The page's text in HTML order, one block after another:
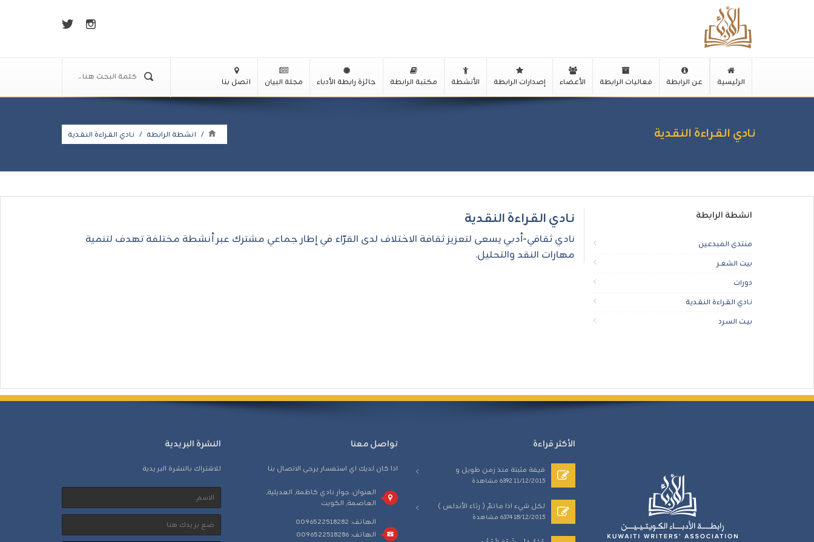
الرئيسية عن الرابطة فعاليات الرابطة الأعضاء إصدارات الرابطة الأنشطة مكتبة الرابطة جائزة رابطة الأدباء مجلة البيان اتصل بنا
نـادي القـراءة النقـدية / انشطة الرابطة / نـادي القـراءة النقـدية
انشطة الرابطة
منتدى المبدعين
بيت الشعــر
دورات
نـادي القـراءة النقـدية
بيـت السـرد
نـادي القـراءة النقـدية
نادي ثقافي-أدبي يسعى لتعزيز ثقافة الاختلاف لدى القرّاء في إطار جماعي مشترك عبر أنشطة مختلفة تهدف لتنمية
مهارات النقد والتحليل.
الأكثر قراءة
قيقة مثبتة منذ زمن طويل و
11/12/20156392 مشاهدة
لكل شيء اذا ماتمّ ( رثاء الأندلس )
18/12/20156374 مشاهدة
تواصل معنا
اذا كان لديك اي استفسار يرجى الاتصال بنا
العنوان: جوار نادي كاظمة, العديلية,
العاصمة, الكويت
الهاتف: 0096522518282
الهاتف: 0096522518286
النشرة البريدية
للاشتراك بالنشرة البريدية